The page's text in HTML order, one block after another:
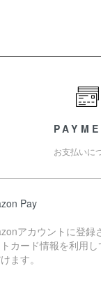
お支払いに
Pay
アカウントに登録
カード情報を利用
ます。